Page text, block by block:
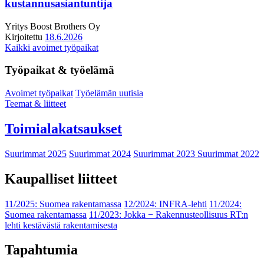
kustannusasiantuntija
Yritys Boost Brothers Oy
Kirjoitettu 18.6.2026
Kaikki avoimet työpaikat
Työpaikat & työelämä
Avoimet työpaikat Työelämän uutisia
Teemat & liitteet
Toimialakatsaukset
Suurimmat 2025 Suurimmat 2024 Suurimmat 2023 Suurimmat 2022
Kaupalliset liitteet
11/2025: Suomea rakentamassa 12/2024: INFRA-lehti 11/2024:
Suomea rakentamassa 11/2023: Jokka − Rakennusteollisuus RT:n
lehti kestävästä rakentamisesta
Tapahtumia